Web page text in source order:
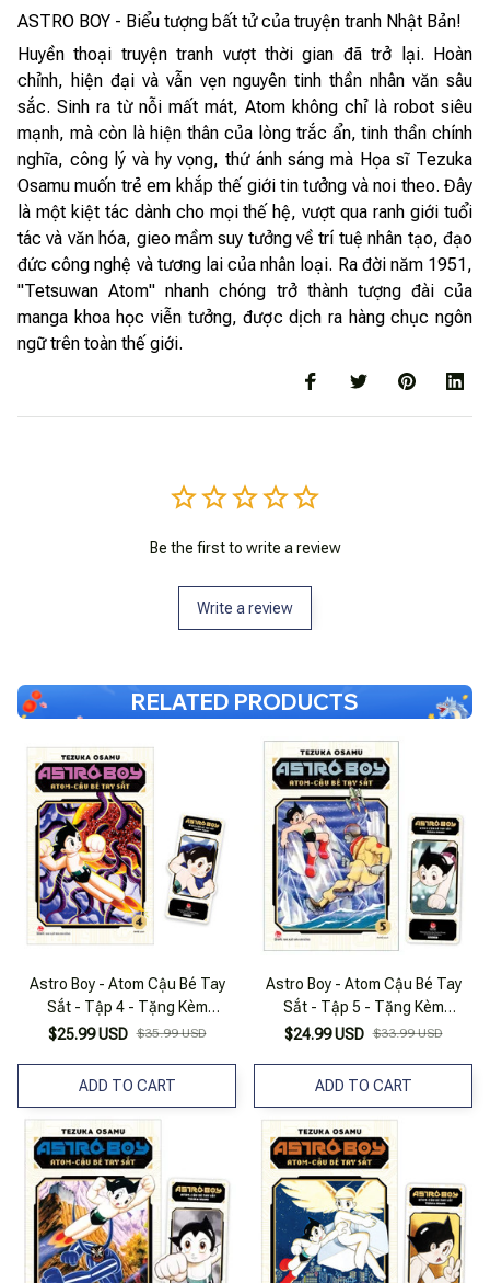
ASTRO BOY - Biểu tượng bất tử của truyện tranh Nhật Bản!
Huyền thoại truyện tranh vượt thời gian đã trở lại. Hoàn
chỉnh, hiện đại và vẫn vẹn nguyên tinh thần nhân văn sâu
sắc. Sinh ra từ nỗi mất mát, Atom không chỉ là robot siêu
mạnh, mà còn là hiện thân của lòng trắc ẩn, tinh thần chính
nghĩa, công lý và hy vọng, thứ ánh sáng mà Họa sĩ Tezuka
Osamu muốn trẻ em khắp thế giới tin tưởng và noi theo. Đây
là một kiệt tác dành cho mọi thế hệ, vượt qua ranh giới tuổi
tác và văn hóa, gieo mầm suy tưởng về trí tuệ nhân tạo, đạo
đức công nghệ và tương lai của nhân loại. Ra đời năm 1951,
"Tetsuwan Atom" nhanh chóng trở thành tượng đài của
manga khoa học viễn tưởng, được dịch ra hàng chục ngôn
ngữ trên toàn thế giới.
Be the first to write a review
Write a review
RELATED PRODUCTS
Astro Boy - Atom Cậu Bé Tay
Sắt - Tập 4 - Tặng Kèm
Bookmark
$25.99 USD $35.99 USD
ADD TO CART
Astro Boy - Atom Cậu Bé Tay
Sắt - Tập 5 - Tặng Kèm
Bookmark
$24.99 USD $33.99 USD
ADD TO CART